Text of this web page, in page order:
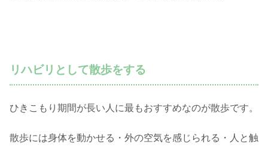
リハビリとして散歩をする
ひきこもり期間が長い人に最もおすすめなのが散歩です。
散歩には身体を動かせる・外の空気を感じられる・人と触